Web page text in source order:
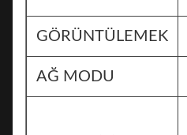
GÖRÜNTÜLEMEK
AĞ MODU